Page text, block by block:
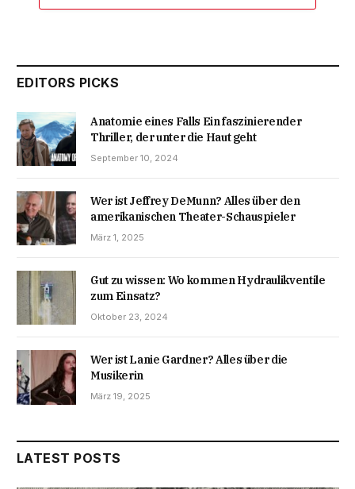
EDITORS PICKS
Anatomie eines Falls Ein faszinierender
Thriller, der unter die Haut geht
September 10, 2024
Wer ist Jeffrey DeMunn? Alles über den
amerikanischen Theater-Schauspieler
März 1, 2025
Gut zu wissen: Wo kommen Hydraulikventile
zum Einsatz?
Oktober 23, 2024
Wer ist Lanie Gardner? Alles über die
Musikerin
März 19, 2025
LATEST POSTS